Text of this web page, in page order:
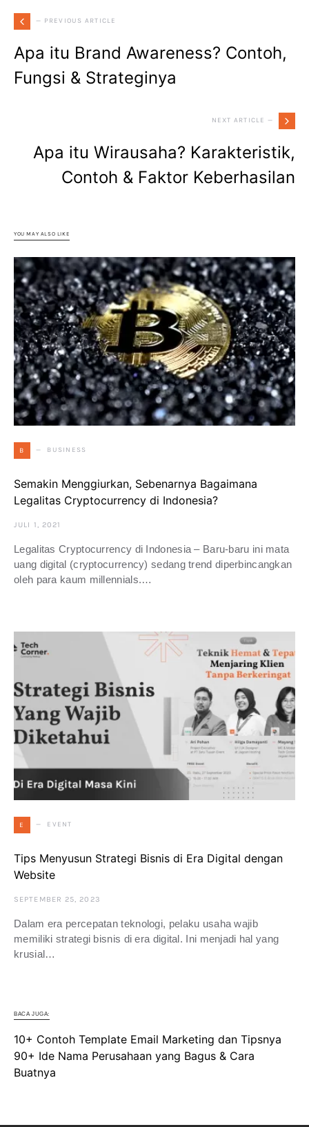
— PREVIOUS ARTICLE
Apa itu Brand Awareness? Contoh,
Fungsi & Strateginya
NEXT ARTICLE —
Apa itu Wirausaha? Karakteristik,
Contoh & Faktor Keberhasilan
YOU MAY ALSO LIKE
B BUSINESS
Semakin Menggiurkan, Sebenarnya Bagaimana
Legalitas Cryptocurrency di Indonesia?
JULI 1, 2021
Legalitas Cryptocurrency di Indonesia – Baru-baru ini mata
uang digital (cryptocurrency) sedang trend diperbincangkan
oleh para kaum millennials.…
E EVENT
Tips Menyusun Strategi Bisnis di Era Digital dengan
Website
SEPTEMBER 25, 2023
Dalam era percepatan teknologi, pelaku usaha wajib
memiliki strategi bisnis di era digital. Ini menjadi hal yang
krusial…
BACA JUGA:
10+ Contoh Template Email Marketing dan Tipsnya
90+ Ide Nama Perusahaan yang Bagus & Cara
Buatnya